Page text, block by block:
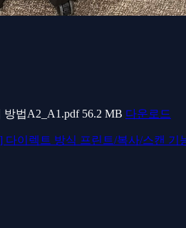
방법A2_A1.pdf 56.2 MB 다운로드
다이렉트 방식 프린트/복사/스캔